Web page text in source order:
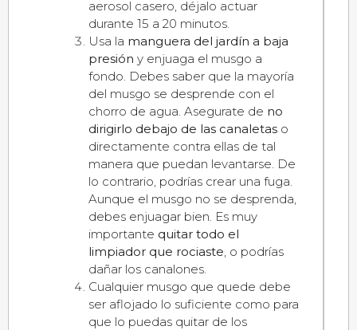
aerosol casero, déjalo actuar
durante 15 a 20 minutos.
Usa la manguera del jardín a baja
presión y enjuaga el musgo a
fondo. Debes saber que la mayoría
del musgo se desprende con el
chorro de agua. Asegurate de no
dirigirlo debajo de las canaletas o
directamente contra ellas de tal
manera que puedan levantarse. De
lo contrario, podrías crear una fuga.
Aunque el musgo no se desprenda,
debes enjuagar bien. Es muy
importante quitar todo el
limpiador que rociaste, o podrías
dañar los canalones.
Cualquier musgo que quede debe
ser aflojado lo suficiente como para
que lo puedas quitar de los